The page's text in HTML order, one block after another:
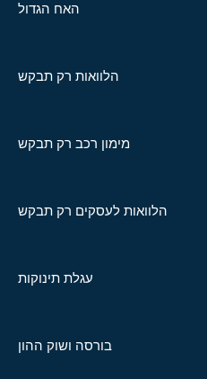
האח הגדול
הלוואות רק תבקש
מימון רכב רק תבקש
הלוואות לעסקים רק תבקש
עגלת תינוקות
בורסה ושוק ההון